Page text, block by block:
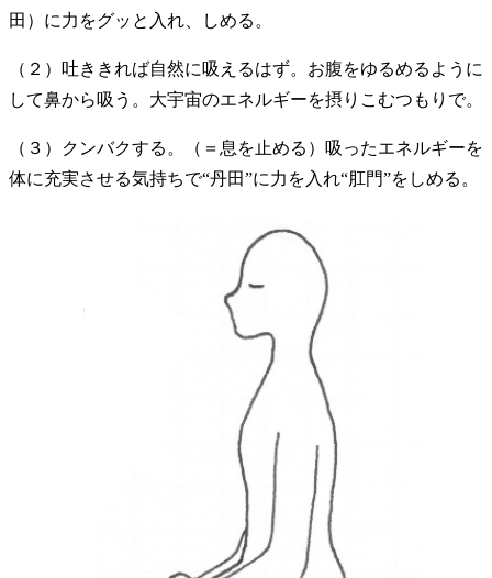
田）に力をグッと入れ、しめる。
（２）吐ききれば自然に吸えるはず。お腹をゆるめるように
して鼻から吸う。大宇宙のエネルギーを摂りこむつもりで。
（３）クンバクする。（＝息を止める）吸ったエネルギーを
体に充実させる気持ちで“丹田”に力を入れ“肛門”をしめる。